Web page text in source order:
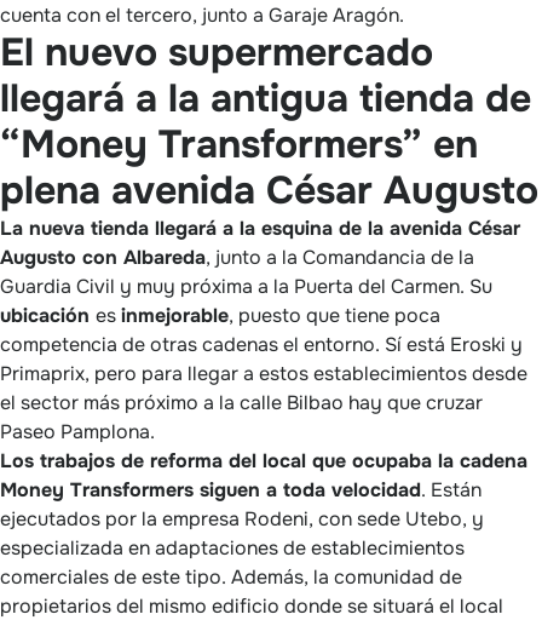
cuenta con el tercero, junto a Garaje Aragón.
El nuevo supermercado
llegará a la antigua tienda de
“Money Transformers” en
plena avenida César Augusto
La nueva tienda llegará a la esquina de la avenida César
Augusto con Albareda, junto a la Comandancia de la
Guardia Civil y muy próxima a la Puerta del Carmen. Su
ubicación esinmejorable, puesto que tiene poca
competencia de otras cadenas el entorno. Sí está Eroski y
Primaprix, pero para llegar a estos establecimientos desde
el sector más próximo a la calle Bilbao hay que cruzar
Paseo Pamplona.
Los trabajos de reforma del local que ocupaba la cadena
Money Transformers siguen a toda velocidad. Están
ejecutados por la empresa Rodeni, con sede Utebo, y
especializada en adaptaciones de establecimientos
comerciales de este tipo. Además, la comunidad de
propietarios del mismo edificio donde se situará el local